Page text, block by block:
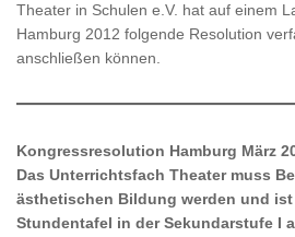
Theater in Schulen e.V. hat auf einem
Hamburg 2012 folgende Resolution
anschließen können.
Kongressresolution Hamburg März
Das Unterrichtsfach Theater muss
ästhetischen Bildung werden und
Stundentafel in der Sekundarstufe I